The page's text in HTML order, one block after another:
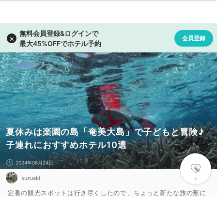
夏休みは楽園の島「奄美大島」で子どもと冒険♪
子連れにおすすめホテル10選
0
2024年06月24日
suzuaki
定番の観光スポットは行き尽くしたので、ちょっと新たな旅の形に